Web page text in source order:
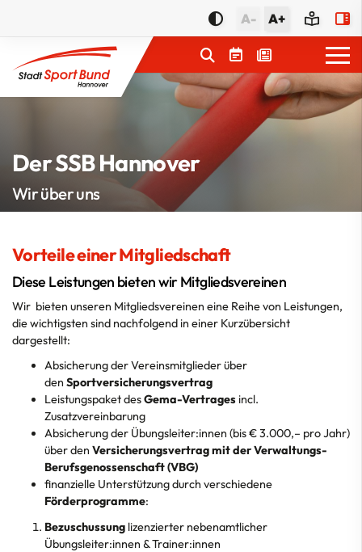
A- A+
Der SSB Hannover
Wir über uns
Vorteile einer Mitgliedschaft
Diese Leistungen bieten wir Mitgliedsvereinen
Wir bieten unseren Mitgliedsvereinen eine Reihe von Leistungen,
die wichtigsten sind nachfolgend in einer Kurzübersicht
dargestellt:
Absicherung der Vereinsmitglieder über
den Sportversicherungsvertrag
Leistungspaket desGema-Vertrages incl.
Zusatzvereinbarung
Absicherung der Übungsleiter:innen (bis € 3.000,– pro Jahr)
über den Versicherungsvertrag mit der Verwaltungs-
Berufsgenossenschaft (VBG)
finanzielle Unterstützung durch verschiedene
Förderprogramme:
Bezuschussung lizenzierter nebenamtlicher
Übungsleiter:innen & Trainer:innen
Geschäftsstelle
Aktuelles
Vernetzung
Mitgliedschaft
Vorteile
Aufnahme
LSB-Net & LSB-Portal
Bestandserhebung
ÜL-Such-Portal
Förderungen
Themen